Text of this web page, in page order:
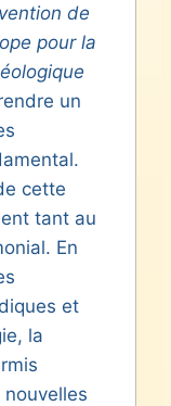
de
pour la
un
cette
tant au
En
et
la
nouvelles